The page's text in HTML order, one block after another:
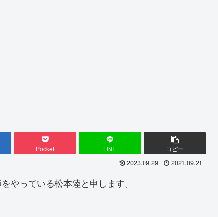
Pocket LINE コピー
2023.09.29 2021.09.21
やっている松本陸と申します。